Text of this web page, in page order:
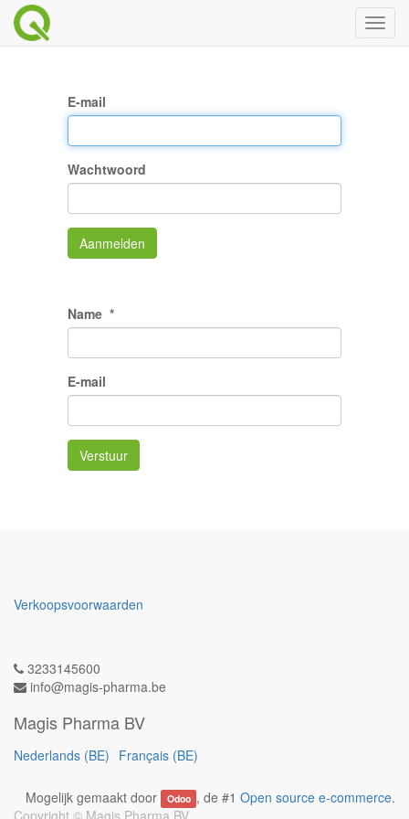
E-mail
Wachtwoord
Aanmelden
Name
E-mail
Verstuur
Verkoopsvoorwaarden
3233145600
info@magis-pharma.be
Magis Pharma BV
Nederlands (BE) Français (BE)
Mogelijk gemaakt door Odoo , de #1 Open source e-commerce.
Copyright © Magis Pharma BV